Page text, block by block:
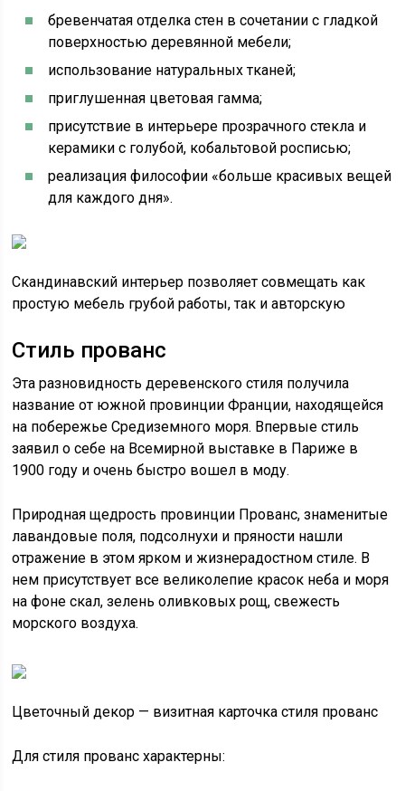
бревенчатая отделка стен в сочетании с гладкой
поверхностью деревянной мебели;
использование натуральных тканей;
приглушенная цветовая гамма;
присутствие в интерьере прозрачного стекла и
керамики с голубой, кобальтовой росписью;
реализация философии «больше красивых вещей
для каждого дня».
Скандинавский интерьер позволяет совмещать как
простую мебель грубой работы, так и авторскую
Стиль прованс
Эта разновидность деревенского стиля получила
название от южной провинции Франции, находящейся
на побережье Средиземного моря. Впервые стиль
заявил о себе на Всемирной выставке в Париже в
1900 году и очень быстро вошел в моду.
Природная щедрость провинции Прованс, знаменитые
лавандовые поля, подсолнухи и пряности нашли
отражение в этом ярком и жизнерадостном стиле. В
нем присутствует все великолепие красок неба и моря
на фоне скал, зелень оливковых рощ, свежесть
морского воздуха.
Цветочный декор — визитная карточка стиля прованс
Для стиля прованс характерны: